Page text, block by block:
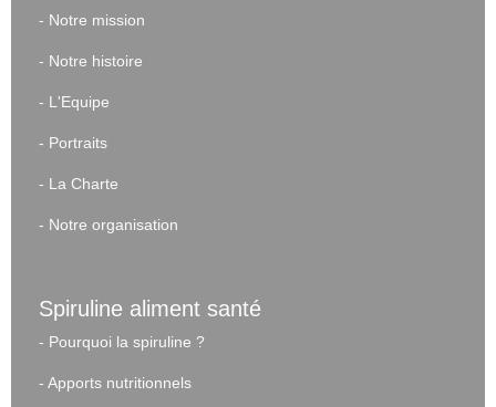
- Notre mission
- Notre histoire
- L'Equipe
- Portraits
- La Charte
- Notre organisation
Spiruline aliment santé
- Pourquoi la spiruline ?
- Apports nutritionnels